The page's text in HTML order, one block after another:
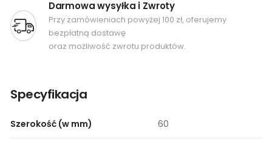
Darmowa wysyłka i Zwroty
Przy zamówieniach powyżej 100 zł, oferujemy
bezpłatną dostawę
oraz możliwość zwrotu produktów.
Specyfikacja
Szerokość (w mm) 60